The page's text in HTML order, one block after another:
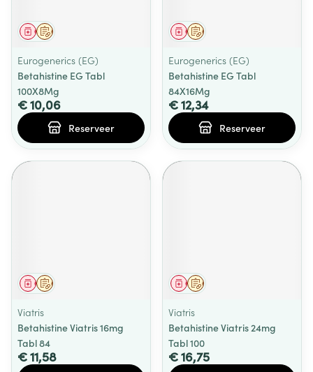
Op voorschrift
Geneesmiddel
Eurogenerics (EG)
Betahistine EG Tabl
100X8Mg
€ 10,06
Reserveer
Op voorschrift
Geneesmiddel
Eurogenerics (EG)
Betahistine EG Tabl
84X16Mg
€ 12,34
Reserveer
Op voorschrift
Geneesmiddel
Viatris
Betahistine Viatris 16mg
Tabl 84
€ 11,58
Op voorschrift
Geneesmiddel
Viatris
Betahistine Viatris 24mg
Tabl 100
€ 16,75